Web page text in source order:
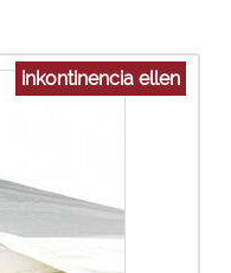
inkontinencia ellen